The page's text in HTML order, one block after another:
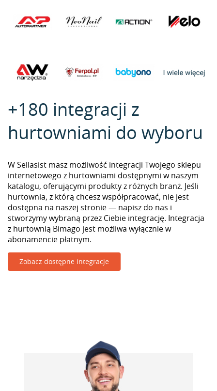
+180 integracji z
hurtowniami do wyboru
W Sellasist masz możliwość integracji Twojego sklepu
internetowego z hurtowniami dostępnymi w naszym
katalogu, oferującymi produkty z różnych branż. Jeśli
hurtownia, z którą chcesz współpracować, nie jest
dostępna na naszej stronie — napisz do nas i
stworzymy wybraną przez Ciebie integrację. Integracja
z hurtownią Bimago jest możliwa wyłącznie w
abonamencie płatnym.
Zobacz dostępne integracje